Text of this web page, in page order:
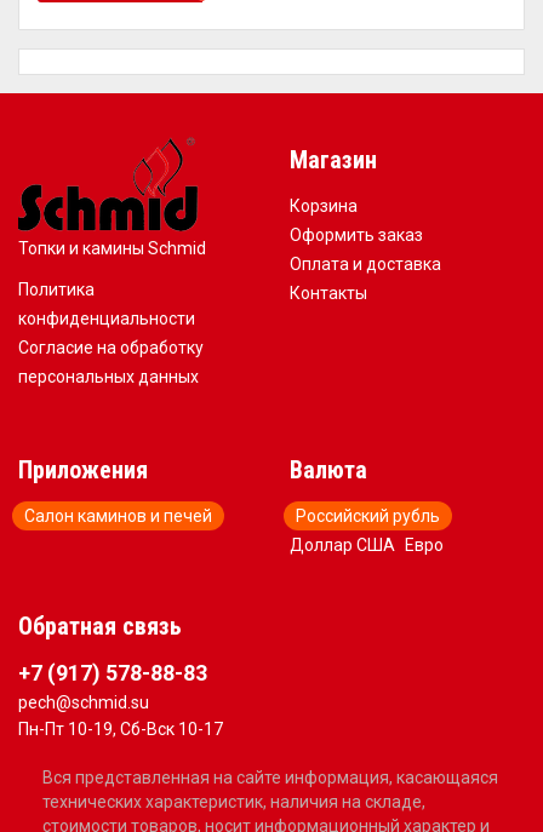
Топки и камины Schmid
Политика
конфиденциальности
Согласие на обработку
персональных данных
Магазин
Корзина
Оформить заказ
Оплата и доставка
Контакты
Приложения
Салон каминов и печей
Валюта
Российский рубль
Доллар США
Евро
Обратная связь
+7 (917) 578-88-83
pech@schmid.su
Пн-Пт 10-19, Сб-Вск 10-17
Вся представленная на сайте информация, касающаяся
технических характеристик, наличия на складе,
стоимости товаров, носит информационный характер и